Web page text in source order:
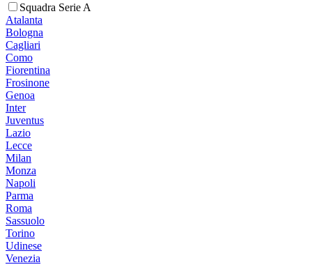
Squadra Serie A
Atalanta
Bologna
Cagliari
Como
Fiorentina
Frosinone
Genoa
Inter
Juventus
Lazio
Lecce
Milan
Monza
Napoli
Parma
Roma
Sassuolo
Torino
Udinese
Venezia